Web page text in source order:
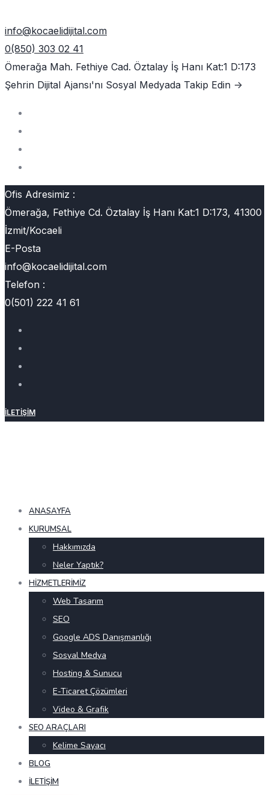
info@kocaelidijital.com
0(850) 303 02 41
Ömerağa Mah. Fethiye Cad. Öztalay İş Hanı Kat:1 D:173
Şehrin Dijital Ajansı'nı Sosyal Medyada Takip Edin ->
Ofis Adresimiz :
Ömerağa, Fethiye Cd. Öztalay İş Hanı Kat:1 D:173, 41300
İzmit/Kocaeli
E-Posta
info@kocaelidijital.com
Telefon :
0(501) 222 41 61
İLETIŞIM
ANASAYFA
KURUMSAL
Hakkımızda
Neler Yaptık?
HIZMETLERIMIZ
Web Tasarım
SEO
Google ADS Danışmanlığı
Sosyal Medya
Hosting & Sunucu
E-Ticaret Çözümleri
Video & Grafik
SEO ARAÇLARI
Kelime Sayacı
BLOG
İLETIŞIM